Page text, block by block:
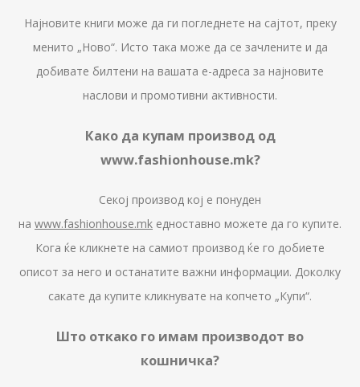
Најновите книги може да ги погледнете на сајтот, преку
менито „Ново“. Исто така може да се зачлените и да
добивате билтени на вашата е-адреса за најновите
наслови и промотивни активности.
Како да купам производ од
www.fashionhouse.mk?
Секој производ кој е понуден
на www.fashionhouse.mk едноставно можете да го купите.
Кога ќе кликнете на самиот производ ќе го добиете
описот за него и останатите важни информации. Доколку
сакате да купите кликнувате на копчето „Купи“.
Што откако го имам производот во
кошничка?